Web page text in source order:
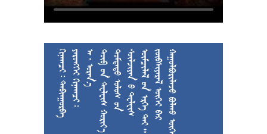
      
































































 






































